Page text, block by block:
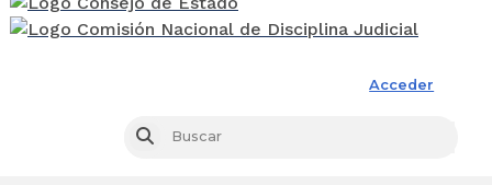
Acceder
Buscar